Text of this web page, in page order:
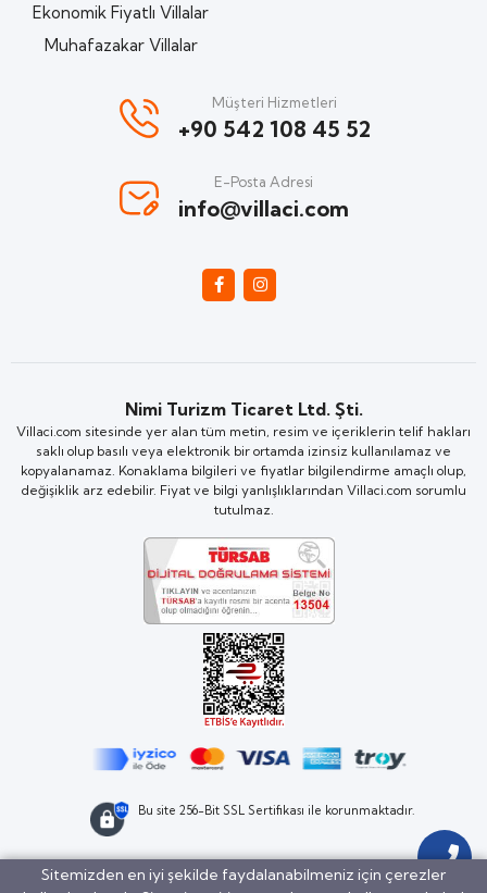
Ekonomik Fiyatlı Villalar
Muhafazakar Villalar
Müşteri Hizmetleri
+90 542 108 45 52
E-Posta Adresi
info@villaci.com
Nimi Turizm Ticaret Ltd. Şti.
Villaci.com sitesinde yer alan tüm metin, resim ve içeriklerin telif hakları
saklı olup basılı veya elektronik bir ortamda izinsiz kullanılamaz ve
kopyalanamaz. Konaklama bilgileri ve fiyatlar bilgilendirme amaçlı olup,
değişiklik arz edebilir. Fiyat ve bilgi yanlışlıklarından Villaci.com sorumlu
tutulmaz.
Bu site 256-Bit SSL Sertifikası ile korunmaktadır.
BöcekSoft
Sitemizden en iyi şekilde faydalanabilmeniz için çerezler